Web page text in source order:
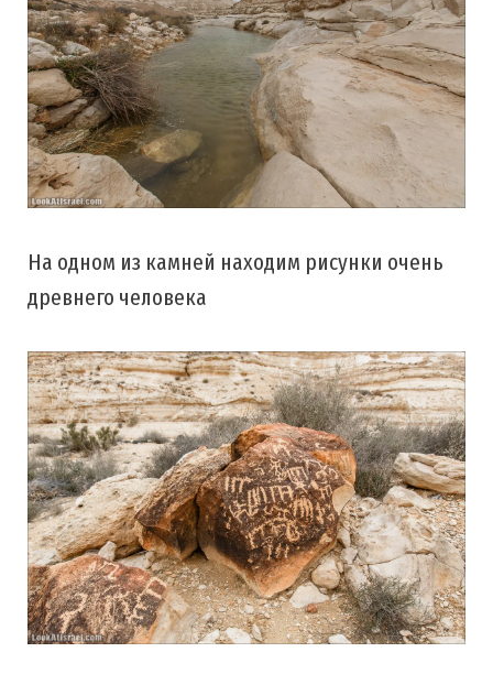
На одном из камней находим рисунки очень
древнего человека